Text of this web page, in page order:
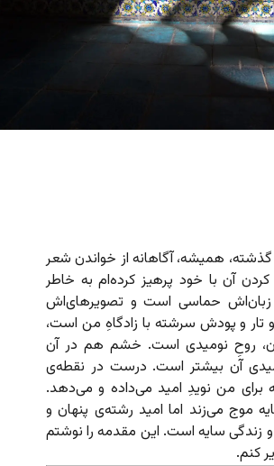
همیشه، آگاهانه از خواندن شعر
آن با خود پرهیز کرده‌ام به خاطر
حماسی است و تصویرهای‌اش
تار و پودش سرشته با زادگاهِ من است،
روحِ نومیدی است. خشم هم در آن
آن بیشتر است. درست در نقطه‌ی
برای من نویدِ امید می‌داده و می‌دهد.
موج می‌زند اما امید رشته‌ی پنهان و
سایه است. این مقدمه را نوشتم
کنم.